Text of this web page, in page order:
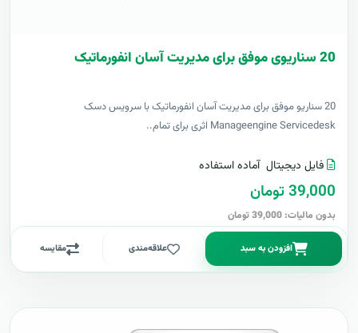
20 سناریوی موفق برای مدیریت آسان انفورماتیک
20 سناریو موفق برای مدیریت آسان انفورماتیک با سرویس دسک
Manageengine Servicedesk اثری برای تمام..
فایل دیجیتال آماده استفاده
39,000 تومان
بدون مالیات: 39,000 تومان
افزودن به سبد علاقه‌مندی مقایسه